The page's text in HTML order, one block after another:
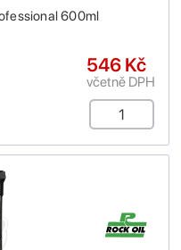
600ml
546 Kč
včetně DPH